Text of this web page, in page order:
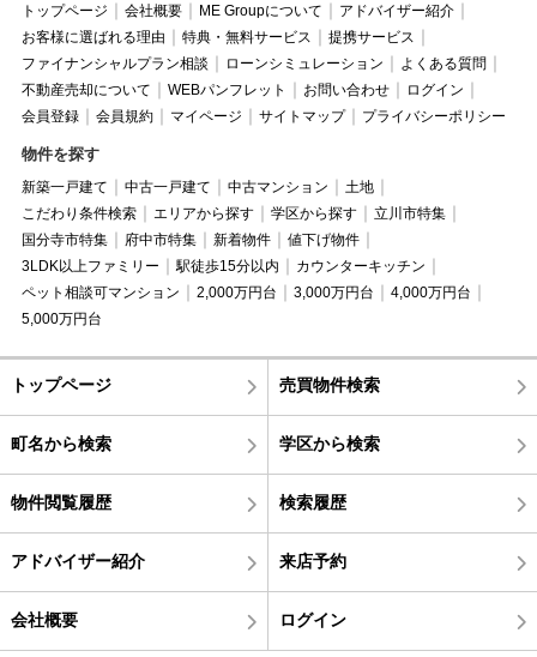
トップページ 会社概要 ME Groupについて
アドバイザー紹介
お客様に選ばれる理由
特典・無料サービス
提携サービス
ファイナンシャルプラン相談
ローンシミュレーション
よくある質問
不動産売却について
WEBパンフレット お問い合わせ
ログイン
会員登録
会員規約 マイページ サイトマップ プライバシーポリシー
物件を探す
新築一戸建て 中古一戸建て 中古マンション
土地
こだわり条件検索
エリアから探す 学区から探す
立川市特集
国分寺市特集
府中市特集 新着物件
値下げ物件
3LDK以上ファミリー
駅徒歩15分以内
カウンターキッチン
ペット相談可マンション
2,000万円台 3,000万円台
4,000万円台
5,000万円台
トップページ 売買物件検索
町名から検索 学区から検索
物件閲覧履歴 検索履歴
アドバイザー紹介 来店予約
会社概要 ログイン